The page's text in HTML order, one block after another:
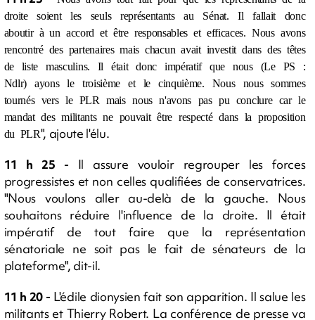
droite soient les seuls représentants au Sénat. Il fallait donc
aboutir à un accord et être responsables et efficaces. Nous avons
rencontré des partenaires mais chacun avait investit dans des têtes
de liste masculins. Il était donc impératif que nous (Le PS :
Ndlr) ayons le troisième et le cinquième. Nous nous sommes
tournés vers le PLR mais nous n'avons pas pu conclure car le
mandat des militants ne pouvait être respecté dans la proposition
du PLR", ajoute l'élu.
11 h 25 - Il assure vouloir regrouper les forces
progressistes et non celles qualifiées de conservatrices.
"Nous voulons aller au-delà de la gauche. Nous
souhaitons réduire l'influence de la droite. Il était
impératif de tout faire que la représentation
sénatoriale ne soit pas le fait de sénateurs de la
plateforme", dit-il.
11 h 20 - L'édile dionysien fait son apparition. Il salue les
militants et Thierry Robert. La conférence de presse va